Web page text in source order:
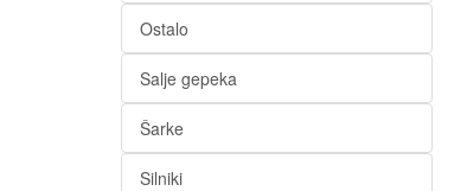
Ostalo
Salje gepeka
Šarke
Silniki